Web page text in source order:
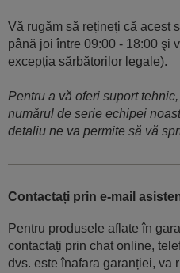
Vă rugăm să rețineți că acest
până joi între 09:00 - 18:00 şi
excepția sărbătorilor legale).
Pentru a vă oferi suport
numărul de serie echipei
detaliu ne va permite să vă
Contactați prin e-mail
Pentru produsele aflate în
contactați prin chat online,
dvs. este înafara garanției, va